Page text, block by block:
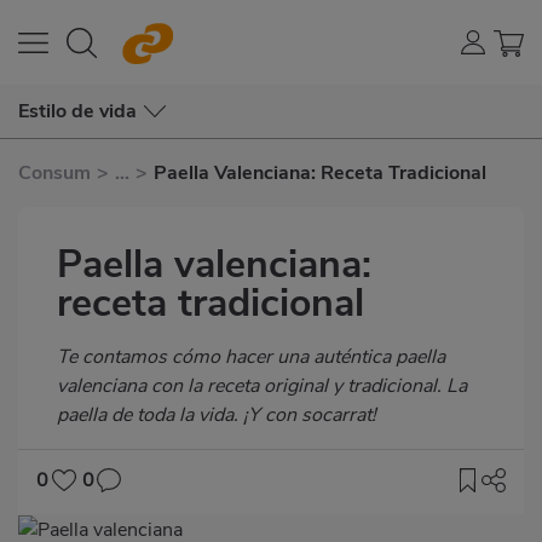
Estilo de vida
Consum > ... > Paella Valenciana: Receta Tradicional
Paella valenciana:
receta tradicional
Subtítulo
Te contamos cómo hacer una auténtica paella
valenciana con la receta original y tradicional. La
paella de toda la vida. ¡Y con socarrat!
0
0
Imagen